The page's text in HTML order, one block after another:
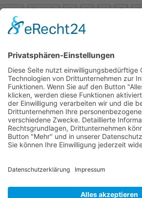
Start Zurück 2 3 4 5 6
Mollenhauer
Downloads
Weitere
Datenschutz|